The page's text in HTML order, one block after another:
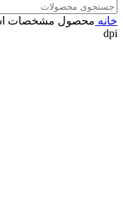
خانه محصول مشخصات
dpi